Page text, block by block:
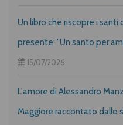
Un libro che riscopre i santi
presente: "Un santo per
15/07/2026
L'amore di Alessandro
Maggiore raccontato dallo